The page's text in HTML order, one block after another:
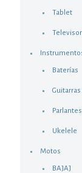
Tablet
Baterías
Parlantes
Ukelele
Motos
BAJAJ